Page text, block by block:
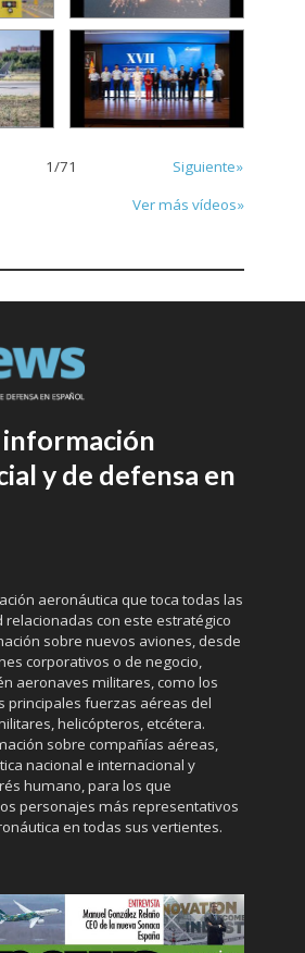
1/71
Siguiente»
Ver más vídeos»
información
y de defensa en
aeronáutica que toca todas las
relacionadas con este estratégico
sobre nuevos aviones, desde
corporativos o de negocio,
aeronaves militares, como los
principales fuerzas aéreas del
helicópteros, etcétera.
sobre compañías aéreas,
nacional e internacional y
humano, para los que
personajes más representativos
en todas sus vertientes.